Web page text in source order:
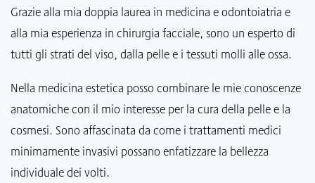
Grazie alla mia doppia laurea in medicina e odontoiatria e
alla mia esperienza in chirurgia facciale, sono un esperto di
tutti gli strati del viso, dalla pelle e i tessuti molli alle ossa.
Nella medicina estetica posso combinare le mie conoscenze
anatomiche con il mio interesse per la cura della pelle e la
cosmesi. Sono affascinata da come i trattamenti medici
minimamente invasivi possano enfatizzare la bellezza
individuale dei volti.